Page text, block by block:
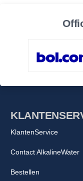
KlantenService
Contact AlkalineWater
Bestellen